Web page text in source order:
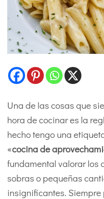
Una de las cosas que
hora de cocinar es la
hecho tengo una
«cocinade
fundamental valorar los
sobras o pequeñas
insignificantes.